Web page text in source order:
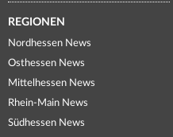
REGIONEN
Nordhessen News
Osthessen News
Mittelhessen News
Rhein-Main News
Südhessen News